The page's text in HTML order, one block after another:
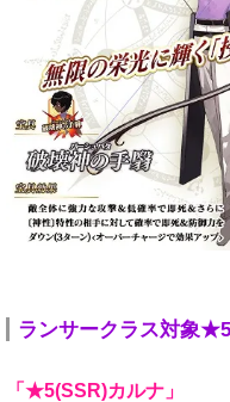
ランサークラス対象
「★5(SSR)カルナ」